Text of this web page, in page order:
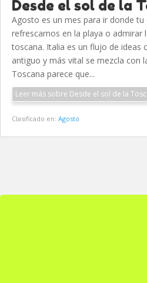
Desde el sol de la
Agosto es un mes para ir donde tu
refrescarnos en la playa o admirar
toscana. Italia es un flujo de ideas
antiguo y más vital se mezcla con
Toscana parece que...
Leer más sobre Desde el sol de la
Clasificado en: Agosto